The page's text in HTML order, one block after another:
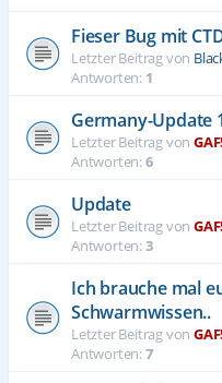
Fieser Bug mit
Letzter Beitrag von
Antworten: 1
Germany-Update
Letzter Beitrag von
Antworten:6
Update
Letzter Beitrag von
Antworten:3
Ich brauche mal
Schwarmwissen..
Letzter Beitrag von
Antworten:7